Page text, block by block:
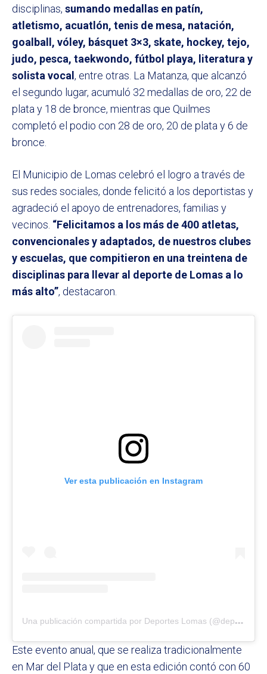
disciplinas, sumando medallas en patín,
atletismo, acuatlón, tenis de mesa, natación,
goalball, vóley, básquet 3×3, skate, hockey, tejo,
judo, pesca, taekwondo, fútbol playa, literatura y
solista vocal , entre otras. La Matanza, que alcanzó
el segundo lugar, acumuló 32 medallas de oro, 22 de
plata y 18 de bronce, mientras que Quilmes
completó el podio con 28 de oro, 20 de plata y 6 de
bronce.
El Municipio de Lomas celebró el logro a través de
sus redes sociales, donde felicitó a los deportistas y
agradeció el apoyo de entrenadores, familias y
vecinos. “Felicitamos a los más de 400 atletas,
convencionales y adaptados, de nuestros clubes
y escuelas, que compitieron en una treintena de
disciplinas para llevar al deporte de Lomas a lo
más alto”, destacaron.
Ver esta publicación en Instagram
U
na publicación compartida por Deportes Lomas (@deporteslomas)
Este evento anual, que se realiza tradicionalmente
en Mar del Plata y que en esta edición contó con 60